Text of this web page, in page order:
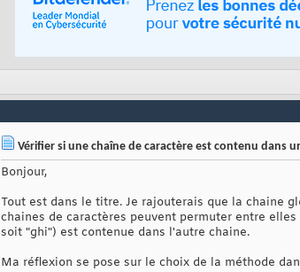
Vérifier si une chaîne de caractère est contenu dans
Bonjour,
Tout est dans le titre. Je rajouterais que la chaine
chaines de caractères peuvent permuter entre
soit "ghi") est contenue dans l'autre chaine.
Ma réflexion se pose sur le choix de la méthode